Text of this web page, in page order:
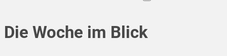
Die Woche im Blick